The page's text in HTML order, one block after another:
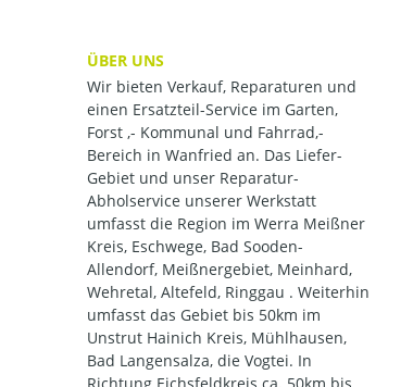
ÜBER UNS
Wir bieten Verkauf, Reparaturen und
einen Ersatzteil-Service im Garten,
Forst ,- Kommunal und Fahrrad,-
Bereich in Wanfried an. Das Liefer-
Gebiet und unser Reparatur-
Abholservice unserer Werkstatt
umfasst die Region im Werra Meißner
Kreis, Eschwege, Bad Sooden-
Allendorf, Meißnergebiet, Meinhard,
Wehretal, Altefeld, Ringgau . Weiterhin
umfasst das Gebiet bis 50km im
Unstrut Hainich Kreis, Mühlhausen,
Bad Langensalza, die Vogtei. In